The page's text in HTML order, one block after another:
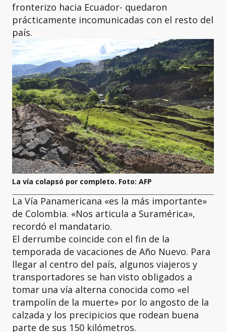
fronterizo hacia Ecuador- quedaron
prácticamente incomunicadas con el resto del
país.
La vía colapsó por completo. Foto: AFP
La Vía Panamericana «es la más importante»
de Colombia. «Nos articula a Suramérica»,
recordó el mandatario.
El derrumbe coincide con el fin de la
temporada de vacaciones de Año Nuevo. Para
llegar al centro del país, algunos viajeros y
transportadores se han visto obligados a
tomar una vía alterna conocida como «el
trampolín de la muerte» por lo angosto de la
calzada y los precipicios que rodean buena
parte de sus 150 kilómetros.